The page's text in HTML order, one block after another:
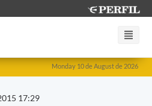
Monday 10 de August de 2026
17:29